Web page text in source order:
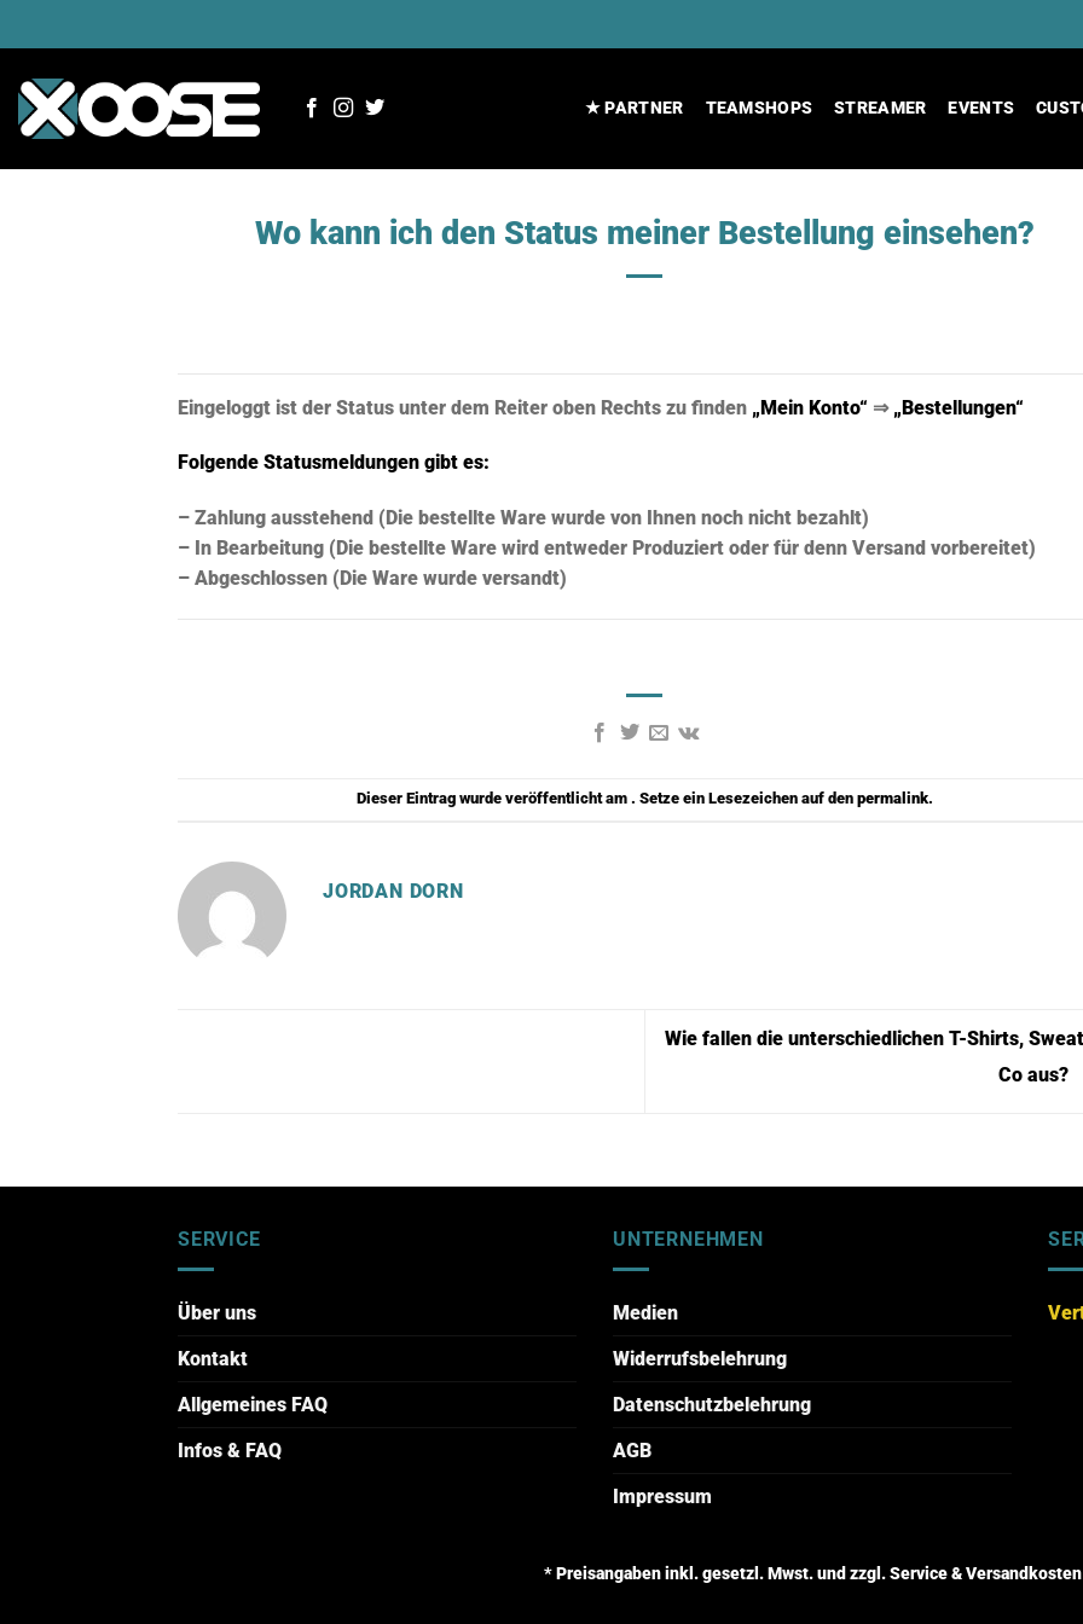
Inhalt
springen
★ PARTNER TEAMSHOPS STREAMER EVENTS
Wo kann ich den Status meiner Bestellung einsehen?
Eingeloggt ist der Status unter dem Reiter oben Rechts zu finden „Mein Konto“ ⇒ „Bestellungen“
Folgende Statusmeldungen gibt es:
– Zahlung ausstehend (Die bestellte Ware wurde von Ihnen noch nicht bezahlt)
– In Bearbeitung (Die bestellte Ware wird entweder Produziert oder für denn Versand vorbereitet)
– Abgeschlossen (Die Ware wurde versandt)
Dieser Eintrag wurde veröffentlicht am . Setze ein Lesezeichen auf den permalink.
JORDAN DORN
Wie fallen die unterschiedlichen T-Shirts,
Co aus?
SERVICE
Über uns
Kontakt
Allgemeines FAQ
Infos & FAQ
UNTERNEHMEN
Medien
Widerrufsbelehrung
Datenschutzbelehrung
AGB
Impressum
* Preisangaben inkl. gesetzl. Mwst. und zzgl. Service & Versandkosten